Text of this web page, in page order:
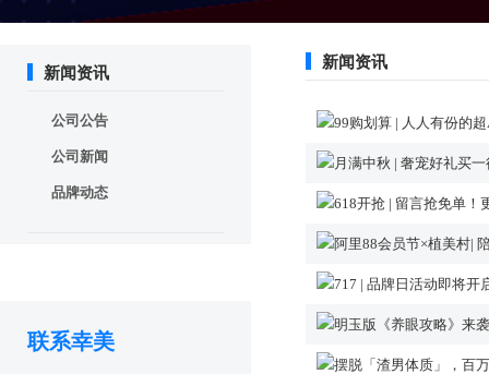
新闻资讯
公司公告
公司新闻
品牌动态
联系幸美
新闻资讯
99购划算 | 人人有份的
月满中秋 | 奢宠好礼买
618开抢 | 留言抢免单！
阿里88会员节×植美村|
717 | 品牌日活动即将开
明玉版《养眼攻略》来
摆脱「渣男体质」，百